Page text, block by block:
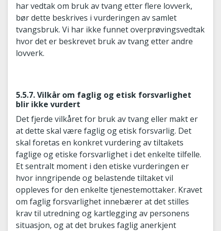
har vedtak om bruk av tvang etter flere lovverk,
bør dette beskrives i vurderingen av samlet
tvangsbruk. Vi har ikke funnet overprøvingsvedtak
hvor det er beskrevet bruk av tvang etter andre
lovverk.
5.5.7. Vilkår om faglig og etisk forsvarlighet
blir ikke vurdert
Det fjerde vilkåret for bruk av tvang eller makt er
at dette skal være faglig og etisk forsvarlig. Det
skal foretas en konkret vurdering av tiltakets
faglige og etiske forsvarlighet i det enkelte tilfelle.
Et sentralt moment i den etiske vurderingen er
hvor inngripende og belastende tiltaket vil
oppleves for den enkelte tjenestemottaker. Kravet
om faglig forsvarlighet innebærer at det stilles
krav til utredning og kartlegging av personens
situasjon, og at det brukes faglig anerkjent